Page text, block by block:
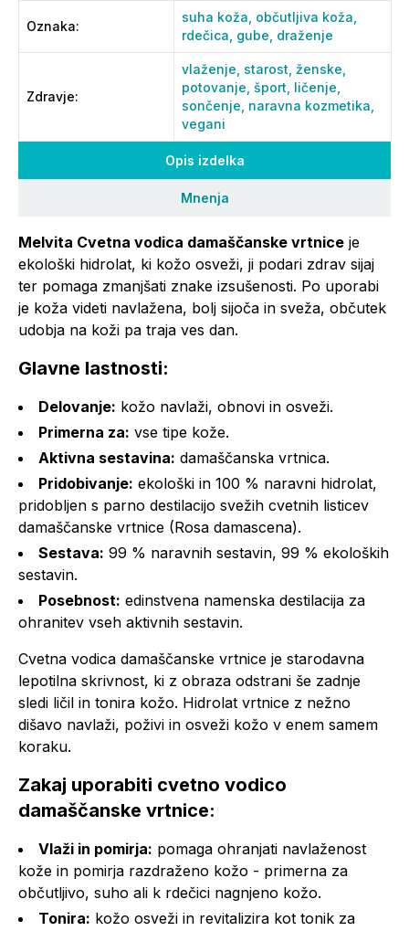
Opis izdelka
Mnenja
Melvita Cvetna vodica damaščanske vrtnice je
ekološki hidrolat, ki kožo osveži, ji podari zdrav sijaj
ter pomaga zmanjšati znake izsušenosti. Po uporabi
je koža videti navlažena, bolj sijoča in sveža, občutek
udobja na koži pa traja ves dan.
Glavne lastnosti:
Delovanje: kožo navlaži, obnovi in osveži.
Primerna za: vse tipe kože.
Aktivna sestavina: damaščanska vrtnica.
Pridobivanje: ekološki in 100 % naravni hidrolat,
pridobljen s parno destilacijo svežih cvetnih listicev
damaščanske vrtnice (Rosa damascena).
Sestava: 99 % naravnih sestavin, 99 % ekoloških
sestavin.
Posebnost: edinstvena namenska destilacija za
ohranitev vseh aktivnih sestavin.
Cvetna vodica damaščanske vrtnice je starodavna
lepotilna skrivnost, ki z obraza odstrani še zadnje
sledi ličil in tonira kožo. Hidrolat vrtnice z nežno
dišavo navlaži, poživi in osveži kožo v enem samem
koraku.
Zakaj uporabiti cvetno vodico
damaščanske vrtnice:
Vlaži in pomirja: pomaga ohranjati navlaženost
kože in pomirja razdraženo kožo - primerna za
občutljivo, suho ali k rdečici nagnjeno kožo.
Tonira: kožo osveži in revitalizira kot tonik za
Oznaka:
suha koža, občutljiva koža,
rdečica, gube, draženje
Zdravje:
vlaženje, starost, ženske,
potovanje, šport, ličenje,
sončenje, naravna kozmetika,
vegani